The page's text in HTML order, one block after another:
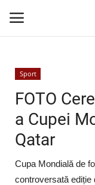
Conectare
Acasă
Intern
Extern
Sport
FOTO
a Cupei
Qatar
Cupa Mondială de
controversată ediție